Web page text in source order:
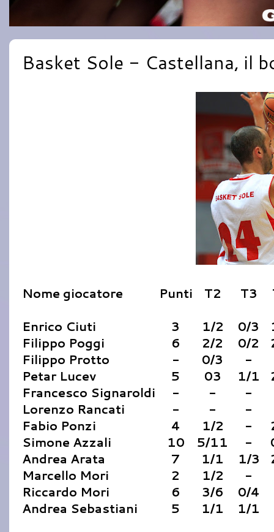
Basket Sole - Castellana, il
Nome giocatore Punti T2 T3
Enrico Ciuti
3 1/2 0/3
Filippo Poggi
6 2/2 0/2
Filippo Protto
- 0/3
-
Petar Lucev
5 03 1/1
Francesco Signaroldi
- -
-
Lorenzo Rancati
- -
-
Fabio Ponzi
4 1/2 -
Simone Azzali
10 5/11 -
Andrea Arata
7 1/1 1/3
Marcello Mori
2 1/2
-
Riccardo Mori
6 3/6
0/4
Andrea Sebastiani
5 1/1
1/1